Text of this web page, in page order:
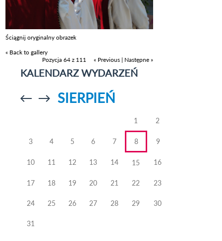
Ściągnij oryginalny obrazek
« Back to gallery
Pozycja 64 z 111
« Previous | Następne »
KALENDARZ WYDARZEŃ
Przejdź doPrzejdź do
SIERPIEŃ
1 2
3 4 5 6 7 8 9
10 11 12 13 14 15 16
17 18 19 20 21 22 23
24 25 26 27 28 29 30
31